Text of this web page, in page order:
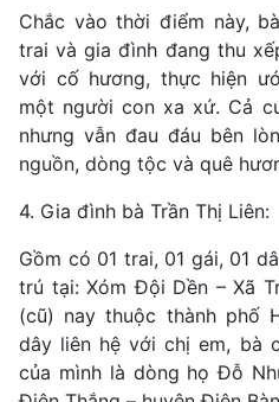
Chắc vào thời điểm này,
trai và gia đình đang thu
với cố hương, thực hiện
một người con xa xứ. Cả
nhưng vẫn đau đáu bên
nguồn, dòng tộc và quê
4. Gia đình bà Trần Thị Liên:
Gồm có 01 trai, 01 gái, 01
trú tại: Xóm Đội Dền – Xã
(cũ) nay thuộc thành phố
dây liên hệ với chị em, bà
của mình là dòng họ Đỗ